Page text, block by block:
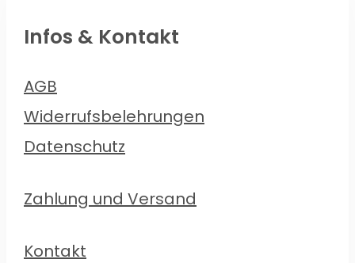
Infos & Kontakt
AGB
Widerrufsbelehrungen
Datenschutz
Zahlung und Versand
Kontakt